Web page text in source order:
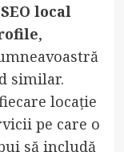
SEO local
,
similar.
locație
pe care o
să includă